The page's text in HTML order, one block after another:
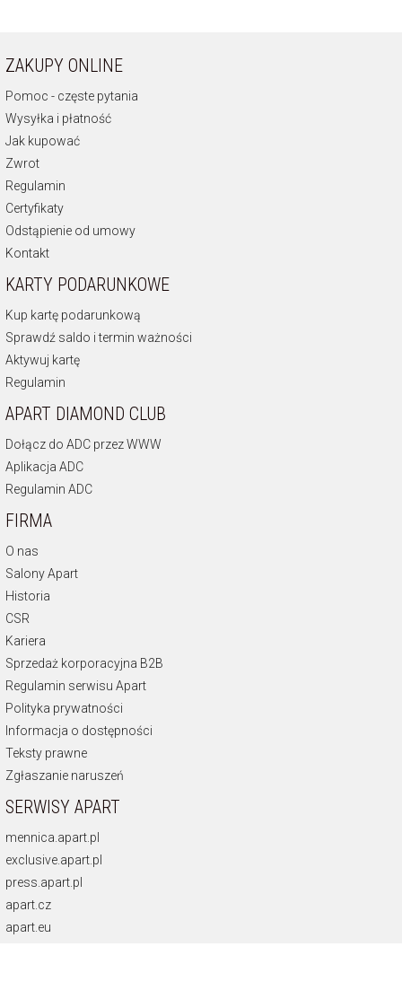
ZAKUPY ONLINE
Pomoc - częste pytania
Wysyłka i płatność
Jak kupować
Zwrot
Regulamin
Certyfikaty
Odstąpienie od umowy
Kontakt
KARTY PODARUNKOWE
Kup kartę podarunkową
Sprawdź saldo i termin ważności
Aktywuj kartę
Regulamin
APART DIAMOND CLUB
Dołącz do ADC przez WWW
Aplikacja ADC
Regulamin ADC
FIRMA
O nas
Salony Apart
Historia
CSR
Kariera
Sprzedaż korporacyjna B2B
Regulamin serwisu Apart
Polityka prywatności
Informacja o dostępności
Teksty prawne
Zgłaszanie naruszeń
SERWISY APART
mennica.apart.pl
exclusive.apart.pl
press.apart.pl
apart.cz
apart.eu